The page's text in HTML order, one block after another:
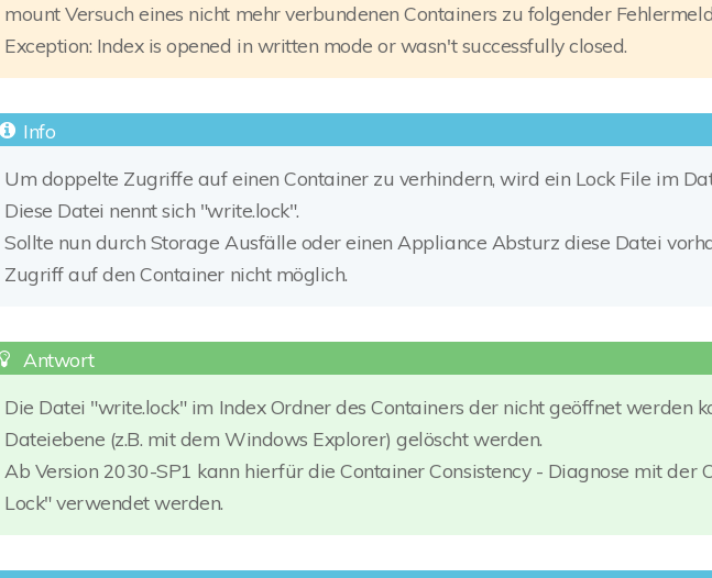
mount Versuch eines nicht mehr verbundenen Containers zu folgender
Exception: Index is opened in written mode or wasn't successfully closed.
Um doppelte Zugriffe auf einen Container zu verhindern, wird ein Lock File im
Diese Datei nennt sich "write.lock".
Sollte nun durch Storage Ausfälle oder einen Appliance Absturz diese Datei
Zugriff auf den Container nicht möglich.
Die Datei "write.lock" im Index Ordner des Containers der nicht geöffnet werden
Dateiebene (z.B. mit dem Windows Explorer) gelöscht werden.
Ab Version 2030-SP1 kann hierfür die Container Consistency - Diagnose mit der
Lock" verwendet werden.